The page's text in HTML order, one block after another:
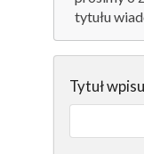
tytułu
Tytuł